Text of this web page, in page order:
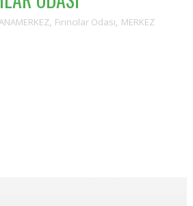
, Fırıncılar Odası, MERKEZ